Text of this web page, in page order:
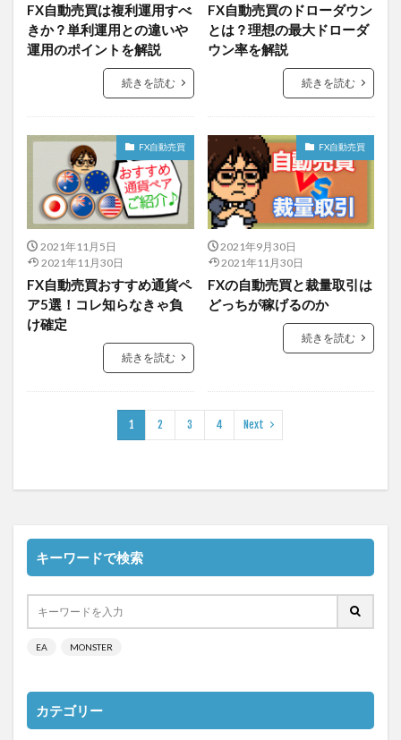
FX自動売買は複利運用すべ
きか？単利運用との違いや
運用のポイントを解説
続きを読む
FX自動売買のドローダウン
とは？理想の最大ドローダ
ウン率を解説
続きを読む
FX自動売買
2021年11月5日
2021年11月30日
FX自動売買おすすめ通貨ペ
ア5選！コレ知らなきゃ負
け確定
続きを読む
FX自動売買
2021年9月30日
2021年11月30日
FXの自動売買と裁量取引は
どっちが稼げるのか
続きを読む
1 2 3 4 Next
キーワードで検索
EA MONSTER
カテゴリー